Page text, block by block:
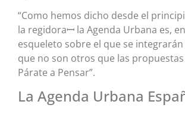
“Como hemos dicho desde el
la regidoraꟷ la Agenda Urbana es,
esqueleto sobre el que se
que no son otros que las propuestas
Párate a Pensar”.
La Agenda Urbana